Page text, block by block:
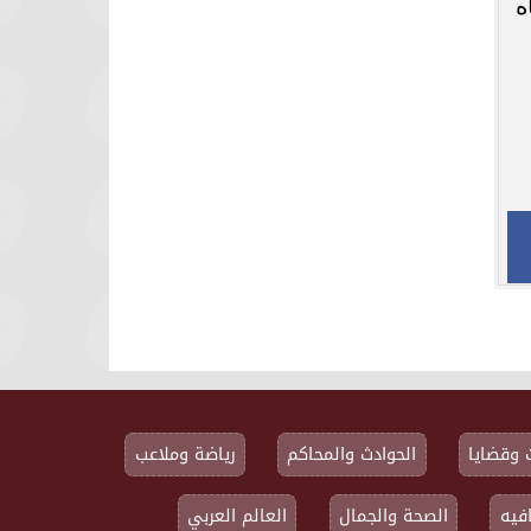
وقضايا الحوادث والمحاكم
رياضة وملاعب
الصحة والجمال العالم العربي